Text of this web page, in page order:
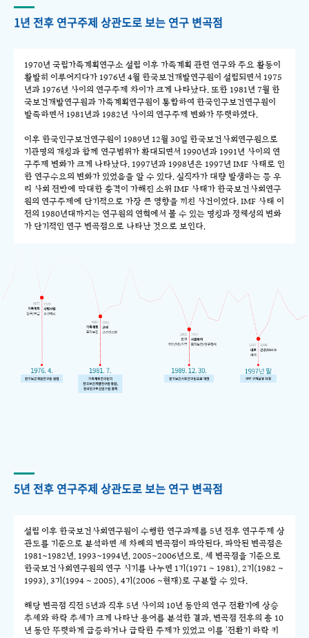
1년 전후 연구주제 상관도로 보는 연구 변곡점
1970년 국립가족계획연구소 설립 이후 가족계획 관련 연구와 주요 활동이
활발히 이루어지다가 1976년 4월 한국보건개발연구원이 설립되면서 1975
년과 1976년 사이의 연구주제 차이가 크게 나타났다. 또한 1981년 7월 한
국보건개발연구원과 가족계획연구원이 통합하여 한국인구보건연구원이
발족하면서 1981년과 1982년 사이의 연구주제 변화가 뚜렷하였다.
이후 한국인구보건연구원이 1989년 12월 30일 한국보건사회연구원으로
기관명의 개칭과 함께 연구범위가 확대되면서 1990년과 1991년 사이의 연
구주제 변화가 크게 나타났다. 1997년과 1998년은 1997년 IMF 사태로 인
한 연구수요의 변화가 있었음을 알 수 있다. 실직자가 대량 발생하는 등 우
리 사회 전반에 막대한 충격이 가해진 소위 IMF 사태가 한국보건사회연구
원의 연구주제에 단기적으로 가장 큰 영향을 끼친 사건이었다. IMF 사태 이
전의 1980년대까지는 연구원의 연혁에서 볼 수 있는 명칭과 정체성의 변화
가 단기적인 연구 변곡점으로 나타난 것으로 보인다.
5년 전후 연구주제 상관도로 보는 연구 변곡점
설립 이후 한국보건사회연구원이 수행한 연구과제를 5년 전후 연구주제 상
관도를 기준으로 분석하면 세 차례의 변곡점이 파악된다. 파악된 변곡점은
1981~1982년, 1993~1994년, 2005~2006년으로, 세 변곡점을 기준으로
한국보건사회연구원의 연구 시기를 나누면 1기(1971 ~ 1981), 2기(1982 ~
1993), 3기(1994 ~ 2005), 4기(2006 ~현재)로 구분할 수 있다.
해당 변곡점 직전 5년과 직후 5년 사이의 10년 동안의 연구 전환기에 상승
추세와 하락 추세가 크게 나타난 용어를 분석한 결과, 변곡점 전후의 총 10
년 동안 뚜렷하게 급증하거나 급락한 주제가 있었고 이를 '전환기 하락 키